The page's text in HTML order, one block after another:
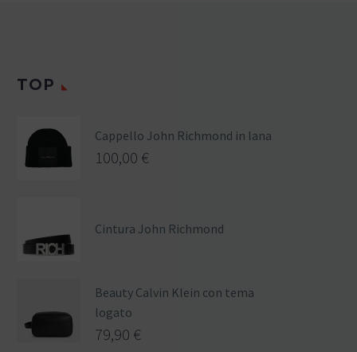
TOP
Cappello John Richmond in lana
100,00 €
Cintura John Richmond
Beauty Calvin Klein con tema
logato
79,90 €